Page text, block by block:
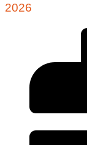
2026